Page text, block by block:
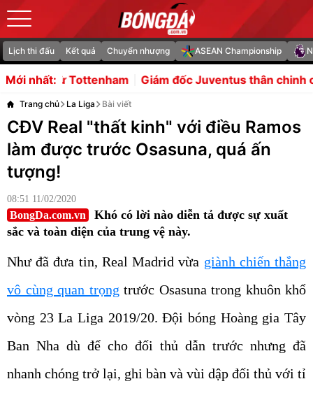
Lịch thi đấu Kết quả Chuyển nhượng ASEAN Championship
Mới nhất:Giám đốc Juventus thân chinh chốt hạ vụ mượn
Trang chủ La Liga Bài viết
CĐV Real "thất kinh" với điều Ramos
làm được trước Osasuna, quá ấn
tượng!
08:51 11/02/2020
BongDa.com.vn
Khó có lời nào diễn tả được sự xuất
sắc và toàn diện của trung vệ này.
Như đã đưa tin, Real Madrid vừa giành chiến thắng
vô cùng quan trọng trước Osasuna trong khuôn khổ
vòng 23 La Liga 2019/20. Đội bóng Hoàng gia Tây
Ban Nha dù để cho đối thủ dẫn trước nhưng đã
nhanh chóng trở lại, ghi bàn và vùi dập đối thủ với tỉ